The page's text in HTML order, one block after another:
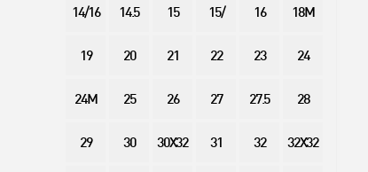
14/16 14.5 15 15/ 16 18M
19 20 21 22 23 24
24M 25 26 27 27.5 28
29 30 30X32 31 32 32X32